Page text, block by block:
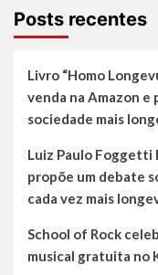
Posts recentes
Livro “Homo
venda na Amazon e
sociedade mais
Luiz Paulo Foggetti
propõe um debate
cada vez mais
School of Rock
musical gratuita no